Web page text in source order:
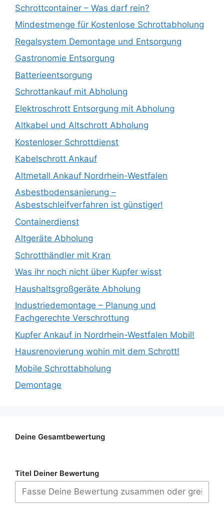
Schrottcontainer – Was darf rein?
Mindestmenge für Kostenlose Schrottabholung
Regalsystem Demontage und Entsorgung
Gastronomie Entsorgung
Batterieentsorgung
Schrottankauf mit Abholung
Elektroschrott Entsorgung mit Abholung
Altkabel und Altschrott Abholung
Kostenloser Schrottdienst
Kabelschrott Ankauf
Altmetall Ankauf Nordrhein-Westfalen
Asbestbodensanierung –
Asbestschleifverfahren ist günstiger!
Containerdienst
Altgeräte Abholung
Schrotthändler mit Kran
Was ihr noch nicht über Kupfer wisst
Haushaltsgroßgeräte Abholung
Industriedemontage – Planung und
Fachgerechte Verschrottung
Kupfer Ankauf in Nordrhein-Westfalen Mobil!
Hausrenovierung wohin mit dem Schrott!
Mobile Schrottabholung
Demontage
Deine Gesamtbewertung
Titel Deiner Bewertung